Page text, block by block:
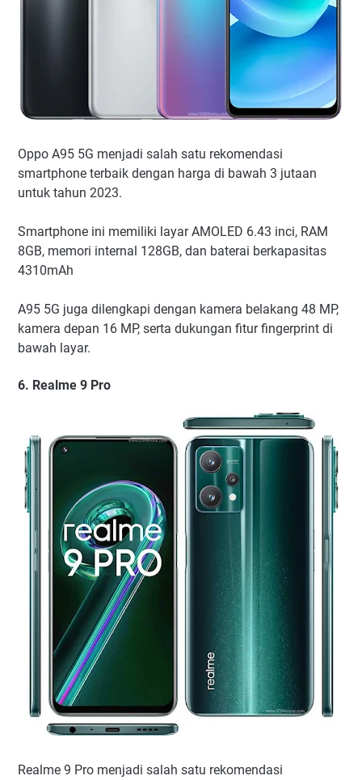
Oppo A95 5G menjadi salah satu rekomendasi
smartphone terbaik dengan harga di bawah 3 jutaan
untuk tahun 2023.
Smartphone ini memiliki layar AMOLED 6.43 inci, RAM
8GB, memori internal 128GB, dan baterai berkapasitas
4310mAh
A95 5G juga dilengkapi dengan kamera belakang 48 MP,
kamera depan 16 MP, serta dukungan fitur fingerprint di
bawah layar.
6. Realme 9 Pro
Realme 9 Pro menjadi salah satu rekomendasi